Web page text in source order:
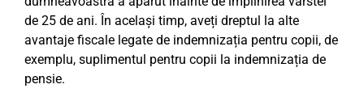
de 25 de ani. În același timp, aveți dreptul la alte
avantaje fiscale legate de indemnizația pentru copii, de
exemplu, suplimentul pentru copii la indemnizația de
pensie.